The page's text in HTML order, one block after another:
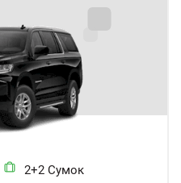
2+2 Сумок